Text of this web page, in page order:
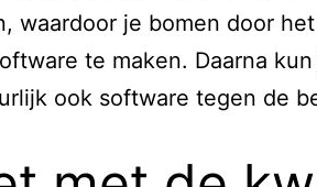
waardoor je bomen door
te maken. Daarna
ook software tegen de